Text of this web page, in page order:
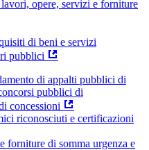
opere, servizi e forniture
di beni e servizi
pubblici
di appalti pubblici di
pubblici di
concessioni
riconosciuti e certificazioni
di somma urgenza e